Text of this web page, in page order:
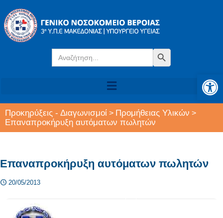
Search
for:
Search Button
Προκηρύξεις - Διαγωνισμοί > Προμήθειας Υλικών >
Επαναπροκήρυξη αυτόματων πωλητών
Επαναπροκήρυξη αυτόματων πωλητών
20/05/2013